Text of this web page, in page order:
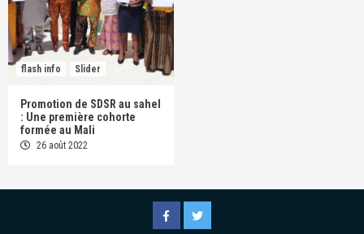
flash info Slider
Promotion de SDSR au sahel
: Une première cohorte
formée au Mali
26 août 2022
FacebookTwitter